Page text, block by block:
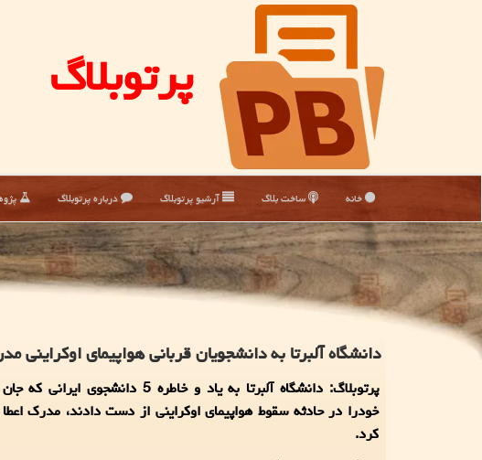
پرتوبلاگ
خانه ساخت بلاگ آرشیو پرتوبلاگ درباره پرتوبلاگ
دانشگاه آلبرتا به دانشجویان قربانی هواپیمای اوكراینی
پرتوبلاگ: دانشگاه آلبرتا به یاد و خاطره 5 دانشجوی ایرانی که جان
خودرا در حادثه سقوط هواپیمای اوکراینی از دست دادند، مدرک اعطا
کرد.